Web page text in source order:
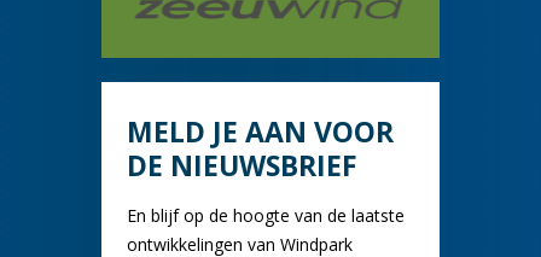
MELD JE AAN VOOR
DE NIEUWSBRIEF
En blijf op de hoogte van de laatste
ontwikkelingen van Windpark